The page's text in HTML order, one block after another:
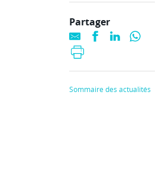
Partager
Sommaire des actualités